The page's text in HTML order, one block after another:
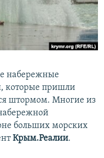
набережные
которые пришли
штормом. Многие из
больших морских
Крым.Реалии.